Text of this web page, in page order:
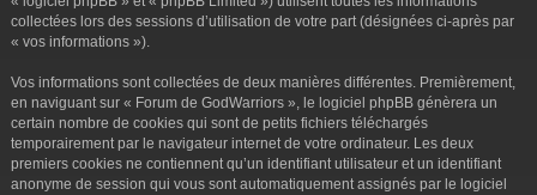
collectées lors des sessions d’utilisation de votre part (désignées ci-après par
« vos informations »).
Vos informations sont collectées de deux manières différentes. Premièrement,
en naviguant sur « Forum de GodWarriors », le logiciel phpBB génèrera un
certain nombre de cookies qui sont de petits fichiers téléchargés
temporairement par le navigateur internet de votre ordinateur. Les deux
premiers cookies ne contiennent qu’un identifiant utilisateur et un identifiant
anonyme de session qui vous sont automatiquement assignés par le logiciel